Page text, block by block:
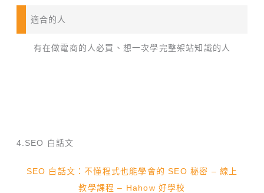
適合的人
有在做電商的人必買、想一次學完整架站知識的人
4.SEO 白話文
SEO 白話文：不懂程式也能學會的 SEO 秘密 – 線上
教學課程 – Hahow 好學校